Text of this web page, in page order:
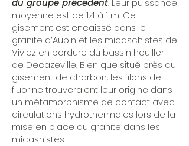
du groupe précédent. Leur puissance
moyenne est de 1,4 à 1 m. Ce
gisement est encaissé dans le
granite d’Aubin et les micaschistes de
Viviez en bordure du bassin houiller
de Decazeville. Bien que situé près du
gisement de charbon, les filons de
fluorine trouveraient leur origine dans
un métamorphisme de contact avec
circulations hydrothermales lors de la
mise en place du granite dans les
micashistes.